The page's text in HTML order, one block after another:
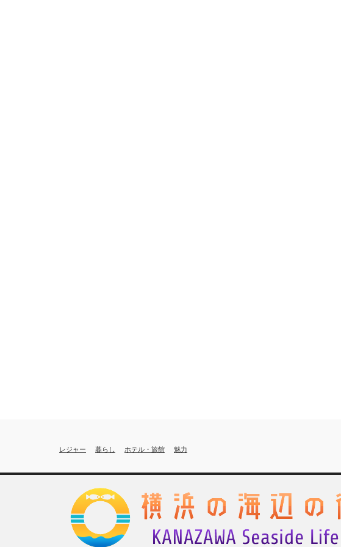
レジャー 暮らし ホテル・旅館 魅力